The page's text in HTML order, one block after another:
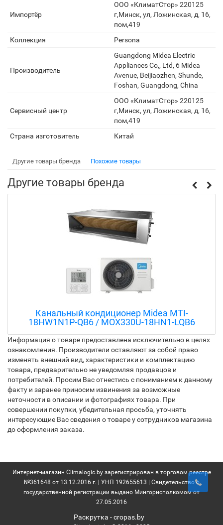
Импортёр
ООО «КлиматСтор» 220125
г,Минск, ул, Ложинская, д, 16,
пом,419
Коллекция
Persona
Производитель
Guangdong Midea Electric
Appliances Co,, Ltd, 6 Midea
Avenue, Beijiaozhen, Shunde,
Foshan, Guangdong, China
Сервисный центр
ООО «КлиматСтор» 220125
г,Минск, ул, Ложинская, д, 16,
пом,419
Страна изготовитель
Китай
Другие товары бренда Похожие товары
Другие товары бренда
Канальный кондиционер Midea MTI-
18HW1N1P-QB6 / MOX330U-18HN1-LQB6
Информация о товаре предоставлена исключительно в целях
ознакомления. Производители оставляют за собой право
изменять внешний вид, характеристики и комплектацию
товара, предварительно не уведомляя продавцов и
потребителей. Просим Вас отнестись с пониманием к данному
факту и заранее приносим извинения за возможные
неточности в описании и фотографиях товара. При
совершении покупки, убедительная просьба, уточнять
интересующие Вас сведения о товаре у сотрудников магазина
до оформления заказа.
Интернет-магазин Climalogic.by зарегистрирован в торговом реестре
№361648 от 13.12.2016 г. | УНП 192655613 | Свидетельство о
государственной регистрации выдано Мингорисполкомом от
27.05.2016
Раскрутка -cropas.by